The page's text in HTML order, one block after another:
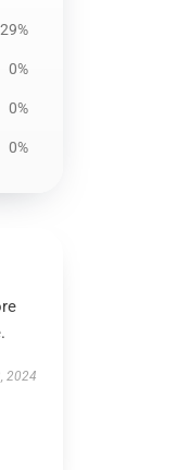
29%
0%
0%
0%
2024